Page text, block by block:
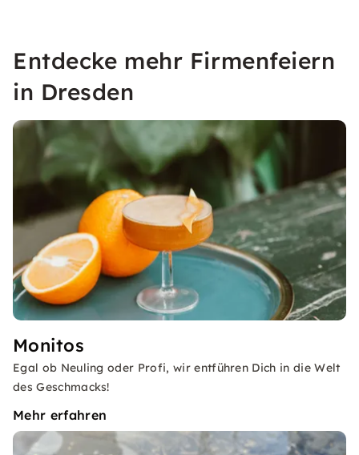
Entdecke mehr Firmenfeiern
in Dresden
Monitos
Egal ob Neuling oder Profi, wir entführen Dich in die Welt
des Geschmacks!
Mehr erfahren